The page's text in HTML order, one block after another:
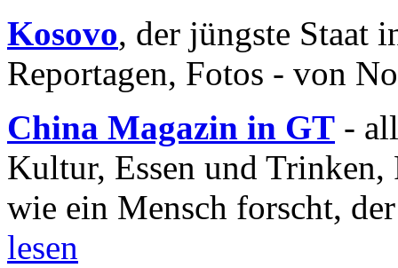
Kosovo, der jüngste Staat
Reportagen, Fotos - von
China Magazin in GT -
Kultur, Essen und
wie ein Mensch forscht,
lesen